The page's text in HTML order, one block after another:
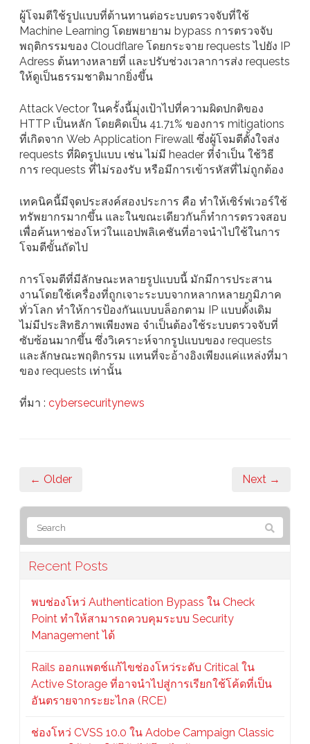
ผู้โจมตีใช้รูปแบบที่ต้านทานต่อระบบตรวจจับที่ใช้
Machine Learning โดยพยายาม bypass การตรวจจับ
พฤติกรรมของ Cloudflare โดยกระจาย requests ไปยัง IP
Adress ต้นทางหลายที่ และปรับช่วงเวลาการส่ง requests
ให้ดูเป็นธรรมชาติมากยิ่งขึ้น
Attack Vector ในครั้งนี้มุ่งเป้าไปที่ความผิดปกติของ
HTTP เป็นหลัก โดยคิดเป็น 41.71% ของการ mitigations
ที่เกิดจาก Web Application Firewall ซึ่งผู้โจมตีตั้งใจส่ง
requests ที่ผิดรูปแบบ เช่น ไม่มี header ที่จำเป็น ใช้วิธี
การ requests ที่ไม่รองรับ หรือมีการเข้ารหัสที่ไม่ถูกต้อง
เทคนิคนี้มีจุดประสงค์สองประการ คือ ทำให้เซิร์ฟเวอร์ใช้
ทรัพยากรมากขึ้น และในขณะเดียวกันก็ทำการตรวจสอบ
เพื่อค้นหาช่องโหว่ในแอปพลิเคชันที่อาจนำไปใช้ในการ
โจมตีขั้นถัดไป
การโจมตีที่มีลักษณะหลายรูปแบบนี้ มักมีการประสาน
งานโดยใช้เครื่องที่ถูกเจาะระบบจากหลากหลายภูมิภาค
ทั่วโลก ทำให้การป้องกันแบบบล็อกตาม IP แบบดั้งเดิม
ไม่มีประสิทธิภาพเพียงพอ จำเป็นต้องใช้ระบบตรวจจับที่
ซับซ้อนมากขึ้น ซึ่งวิเคราะห์จากรูปแบบของ requests
และลักษณะพฤติกรรม แทนที่จะอ้างอิงเพียงแค่แหล่งที่มา
ของ requests เท่านั้น
ที่มา : cybersecuritynews
← Older Next →
Recent Posts
พบช่องโหว่ Authentication Bypass ใน Check
Point ทำให้สามารถควบคุมระบบ Security
Management ได้
Rails ออกแพตช์แก้ไขช่องโหว่ระดับ Critical ใน
Active Storage ที่อาจนำไปสู่การเรียกใช้โค้ดที่เป็น
อันตรายจากระยะไกล (RCE)
ช่องโหว่ CVSS 10.0 ใน Adobe Campaign Classic